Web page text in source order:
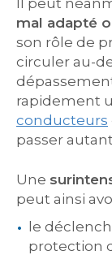
Il peut
mal adapté
son rôle de
circuler au-
rapidement
conducteurs
passer
Une
peut ainsi
le
protection